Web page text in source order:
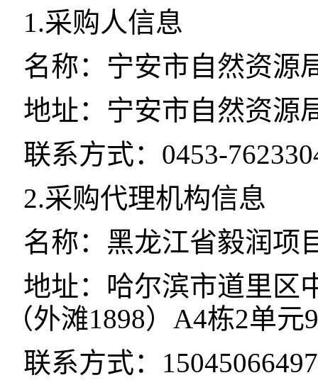
1.采购人信息
名称：宁安市自然资源
地址：宁安市自然资源
联系方式：0453-
2.采购代理机构信息
名称：黑龙江省毅润项
地址：哈尔滨市道里区
（外滩1898）A4栋2单元
联系方式：15045066497